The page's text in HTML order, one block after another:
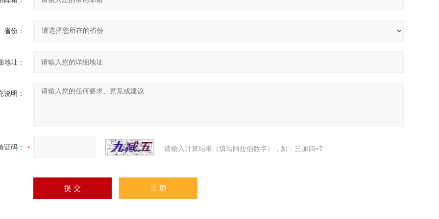
省份：
地址：
说明：
证码： 请输入计算结果（填写阿拉伯数字），如：三加四=7